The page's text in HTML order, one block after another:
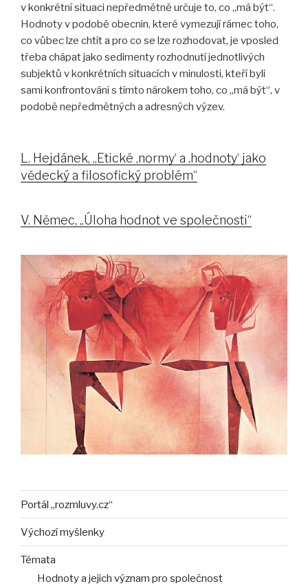
v konkrétní situaci nepředmětně určuje to, co „má být“.
Hodnoty v podobě obecnin, které vymezují rámec toho,
co vůbec lze chtít a pro co se lze rozhodovat, je vposled
třeba chápat jako sedimenty rozhodnutí jednotlivých
subjektů v konkrétních situacích v minulosti, kteří byli
sami konfrontováni s tímto nárokem toho, co „má být“, v
podobě nepředmětných a adresných výzev.
L. Hejdánek, „Etické ‚normy‘ a ‚hodnoty‘ jako
vědecký a filosofický problém“
V. Němec, „Úloha hodnot ve společnosti“
Portál „rozmluvy.cz“
Výchozí myšlenky
Témata
Hodnoty a jejich význam pro společnost